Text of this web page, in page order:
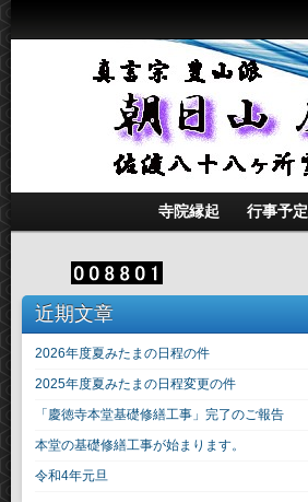
寺院縁起 行事予定
近期文章
2026年度夏みたまの日程の件
2025年度夏みたまの日程変更の件
「慶徳寺本堂基礎修繕工事」完了のご報告
本堂の基礎修繕工事が始まります。
令和4年元旦